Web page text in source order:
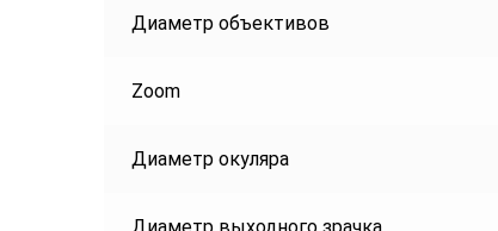
Диаметр объективов
Zoom
Диаметр окуляра